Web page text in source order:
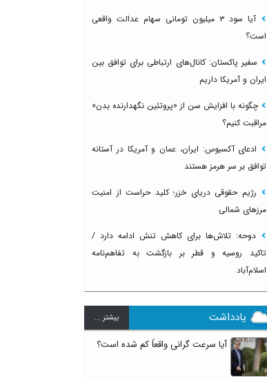
آیا سود ۳ میلیون تومانی سهام عدالت واقعی
است؟
سفیر پاکستان: کانال‌های ارتباطی برای توافق بین
ایران و آمریکا داریم
چگونه با افزایش سن از «پروتئین نگهدارنده بدن»
مراقبت کنیم؟
ادعای آکسیوس: ایران، عمان و آمریکا در آستانه
توافق بر سر هرمز هستند
رژیم حقوقی دریای خزر؛ کلید حراست از امنیت
مرزهای شمالی
دوحه: تلاش‌ها برای کاهش تنش ادامه دارد /
تاکید روسیه و قطر بر بازگشت به تفاهم‌نامه
اسلام‌آباد
یادداشت بيشتر ...
آیا سرعت گرانی واقعاً کم شده است؟